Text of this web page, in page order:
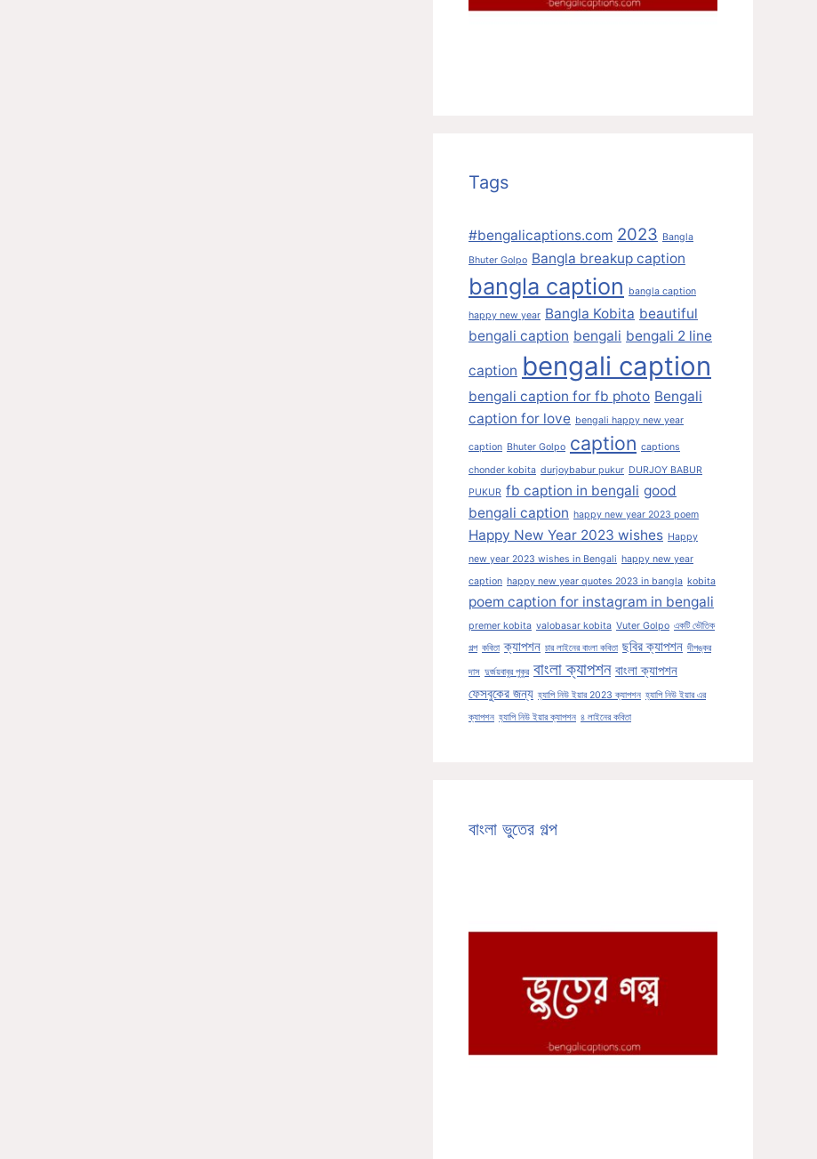
Tags
#bengalicaptions.com 2023 Bangla
Bhuter Golpo Bangla breakup caption
bangla caption bangla caption
happy new year Bangla Kobita beautiful
bengali caption bengali bengali 2 line
caption bengali caption
bengali caption for fb photo Bengali
caption for love bengali happy new year
caption Bhuter Golpo caption captions
chonder kobita durjoybabur pukur DURJOY BABUR
PUKUR fb caption in bengali good
bengali caption happy new year 2023 poem
Happy New Year 2023 wishes Happy
new year 2023 wishes in Bengali happy new year
caption happy new year quotes 2023 in bangla kobita
poem caption for instagram in bengali
premer kobita valobasar kobita Vuter Golpo একটি ভৌতিক
গল্প কবিতা ক্যাপশন চার লাইনের বাংলা কবিতা ছবির ক্যাপশন দীপঙ্কর
দাস দুর্জয়বাবুর পুকুর বাংলা ক্যাপশন বাংলা ক্যাপশন
ফেসবুকের জন্য হ্যাপি নিউ ইয়ার 2023 ক্যাপশন হ্যাপি নিউ ইয়ার এর
ক্যাপশন হ্যাপি নিউ ইয়ার ক্যাপশন ৪ লাইনের কবিতা
বাংলা ভুতের গল্প